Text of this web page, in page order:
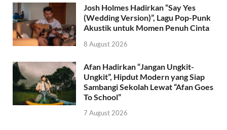
Josh Holmes Hadirkan “Say Yes
(Wedding Version)”, Lagu Pop-Punk
Akustik untuk Momen Penuh Cinta
8 August 2026
Afan Hadirkan “Jangan Ungkit-
Ungkit”, Hipdut Modern yang Siap
Sambangi Sekolah Lewat “Afan Goes
To School”
7 August 2026